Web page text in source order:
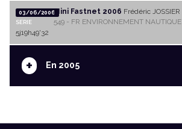
03/06/2006
SERIE
Mini Fastnet 2006 Frédéric JOSSIER
549 - FR ENVIRONNEMENT NAUTIQUE
5j19h49'32
+ En 2005